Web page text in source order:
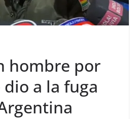
hombre por
dio a la fuga